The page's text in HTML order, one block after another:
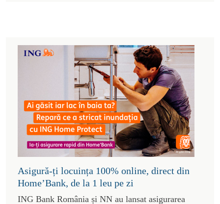
Asigură-ți locuința 100% online, direct din
Home’Bank, de la 1 leu pe zi
ING Bank România și NN au lansat asigurarea